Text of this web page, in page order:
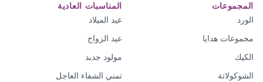
المجموعات
الورد
مجموعات هدايا
الكيك
الشوكولاتة
المناسبات العادية
عيد الميلاد
عيد الزواج
مولود جديد
تمني الشفاء العاجل